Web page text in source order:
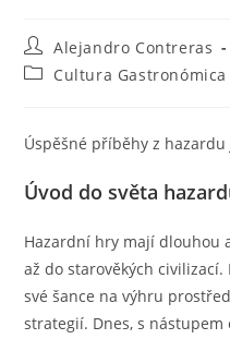
Autor
de
la
Alejandro Contreras
Categoría
entrada:
Cultura Gastronómica
Úspěšné příběhy z
Úvod do světa
Hazardní hry mají dlouhou
až do starověkých
své šance na výhru
strategií. Dnes, s